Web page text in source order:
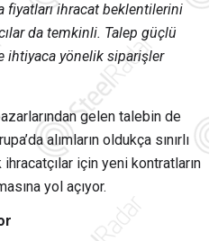
fiyatları ihracat beklentilerini
da temkinli. Talep güçlü
ihtiyaca yönelik siparişler
gelen talebin de
alımların oldukça sınırlı
ihracatçılar için yeni kontratların
yol açıyor.